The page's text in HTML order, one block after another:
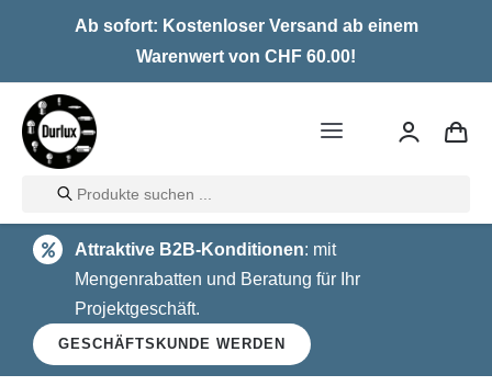
Ab sofort: Kostenloser Versand ab einem
Warenwert von CHF 60.00!
Toggle
Home
LED
Halogen
Glühlampen
Products
search
Attraktive B2B-Konditionen: mit
Mengenrabatten und Beratung für Ihr
Projektgeschäft.
GESCHÄFTSKUNDE WERDEN